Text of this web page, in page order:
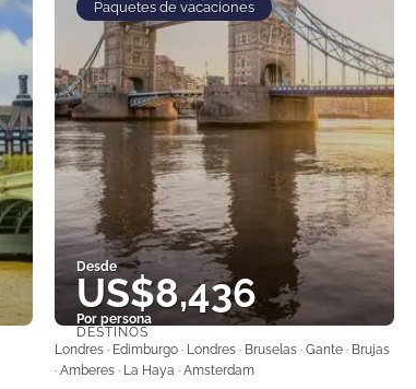
Paquetes de vacaciones
Desde
US$8,436
Por persona
Ver
DESTINOS
Londres · Edimburgo · Londres · Bruselas · Gante · Brujas
· Amberes · La Haya · Amsterdam